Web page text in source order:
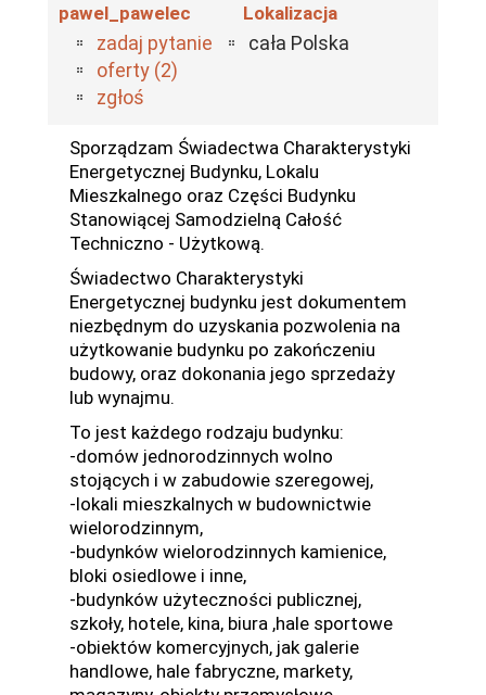
pawel_pawelec
zadaj pytanie
oferty (2)
zgłoś
Lokalizacja
cała Polska
Sporządzam Świadectwa Charakterystyki
Energetycznej Budynku, Lokalu
Mieszkalnego oraz Części Budynku
Stanowiącej Samodzielną Całość
Techniczno - Użytkową.
Świadectwo Charakterystyki
Energetycznej budynku jest dokumentem
niezbędnym do uzyskania pozwolenia na
użytkowanie budynku po zakończeniu
budowy, oraz dokonania jego sprzedaży
lub wynajmu.
To jest każdego rodzaju budynku:
-domów jednorodzinnych wolno
stojących i w zabudowie szeregowej,
-lokali mieszkalnych w budownictwie
wielorodzinnym,
-budynków wielorodzinnych kamienice,
bloki osiedlowe i inne,
-budynków użyteczności publicznej,
szkoły, hotele, kina, biura ,hale sportowe
-obiektów komercyjnych, jak galerie
handlowe, hale fabryczne, markety,